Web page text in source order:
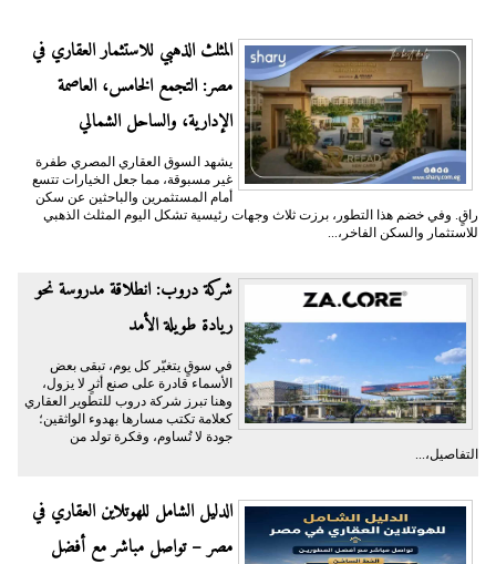
المثلث الذهبي للاستثمار العقاري في
مصر: التجمع الخامس، العاصمة
الإدارية، والساحل الشمالي
يشهد السوق العقاري المصري طفرة
غير مسبوقة، مما جعل الخيارات تتسع
أمام المستثمرين والباحثين عن سكن
راقٍ. وفي خضم هذا التطور، برزت ثلاث وجهات رئيسية تشكل اليوم المثلث الذهبي
للاستثمار والسكن الفاخر،...
شركة دروب: انطلاقة مدروسة نحو
ريادة طويلة الأمد
في سوقٍ يتغيّر كل يوم، تبقى بعض
الأسماء قادرة على صنع أثرٍ لا يزول،
وهنا تبرز شركة دروب للتطوير العقاري
كعلامة تكتب مسارها بهدوء الواثقين؛
جودة لا تُساوم، وفكرة تولد من
التفاصيل،...
الدليل الشامل للهوتلاين العقاري في
مصر – تواصل مباشر مع أفضل